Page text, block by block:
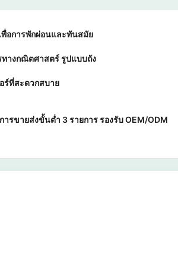
พื่อการพักผ่อนและทันสมัย
ทางกณิตศาสตร์ รูปแบบถัง
ร์ที่สะดวกสบาย
รขายส่งขั้นต่ำ 3 รายการ รองรับ OEM/ODM